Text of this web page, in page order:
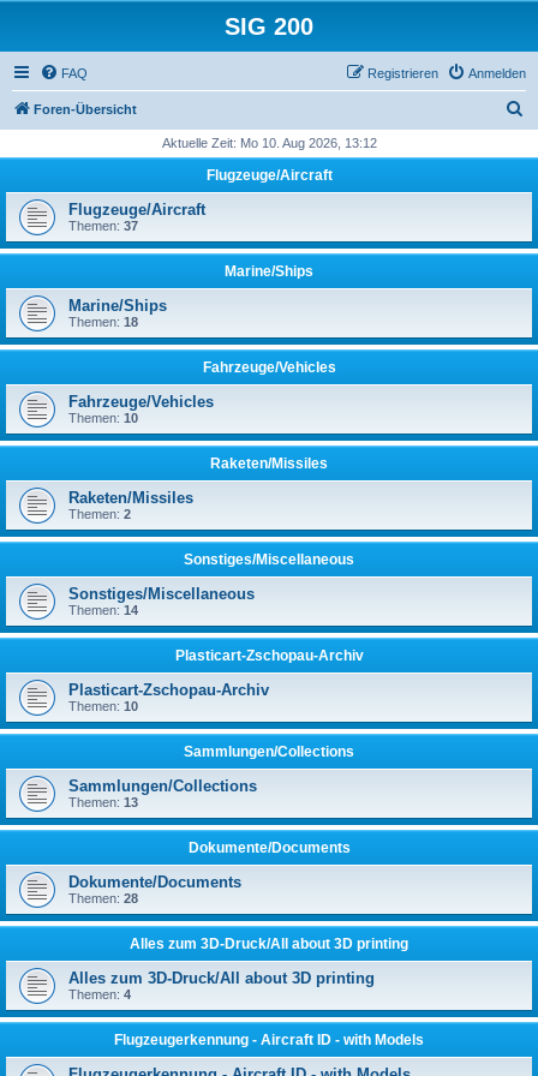
SIG 200
FAQ Anmelden
Registrieren
Foren-Übersicht
h
Aktuelle Zeit: Mo 10. Aug 2026, 13:12
Flugzeuge/Aircraft
Flugzeuge/Aircraft
Themen: 37
Marine/Ships
Marine/Ships
Themen: 18
Fahrzeuge/Vehicles
Fahrzeuge/Vehicles
Themen: 10
Raketen/Missiles
Raketen/Missiles
Themen: 2
Sonstiges/Miscellaneous
Sonstiges/Miscellaneous
Themen: 14
Plasticart-Zschopau-Archiv
Plasticart-Zschopau-Archiv
Themen: 10
Sammlungen/Collections
Sammlungen/Collections
Themen: 13
Dokumente/Documents
Dokumente/Documents
Themen: 28
Alles zum 3D-Druck/All about 3D printing
Alles zum 3D-Druck/All about 3D printing
Themen: 4
Flugzeugerkennung - Aircraft ID - with Models